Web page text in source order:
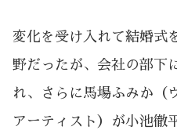
変化を受け入れて結婚式
野だったが、会社の部下
れ、さらに馬場ふみか（
アーティスト）が小池徹